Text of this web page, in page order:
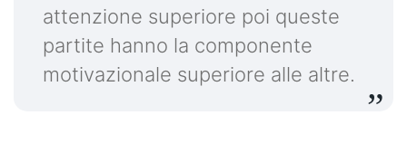
attenzione superiore poi queste
partite hanno la componente
motivazionale superiore alle altre.